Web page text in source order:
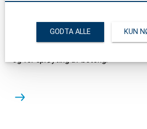
Turbosol Beton Master er en to-
og for sprøyting av betong.
GODTA ALLE KUN